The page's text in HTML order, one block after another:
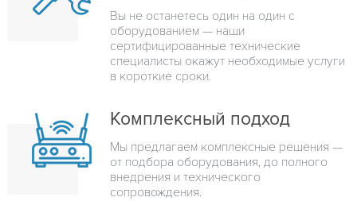
Вы не останетесь один на один с
оборудованием — наши
сертифицированные технические
специалисты окажут необходимые услуги
в короткие сроки.
Комплексный подход
Мы предлагаем комплексные решения —
от подбора оборудования, до полного
внедрения и технического
сопровождения.